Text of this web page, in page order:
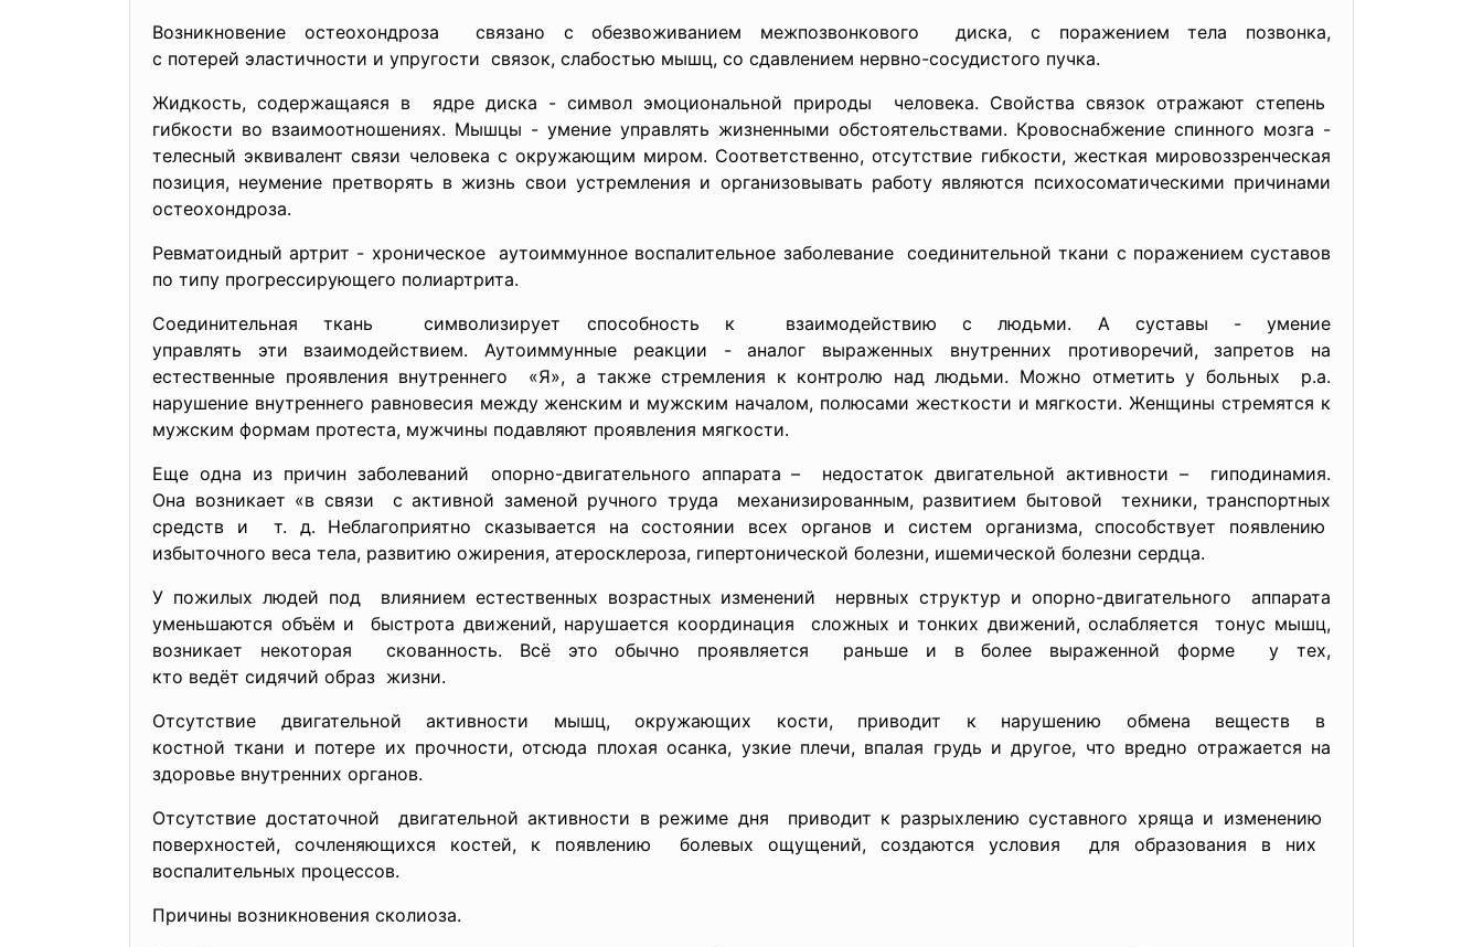
Возникновение остеохондроза связано с обезвоживанием межпозвонкового диска, с поражением тела позвонка,
с потерей эластичности и упругости связок, слабостью мышц, со сдавлением нервно-сосудистого пучка.
Жидкость, содержащаяся в ядре диска - символ эмоциональной природы человека. Свойства связок отражают степень
гибкости во взаимоотношениях. Мышцы - умение управлять жизненными обстоятельствами. Кровоснабжение спинного мозга -
телесный эквивалент связи человека с окружающим миром. Соответственно, отсутствие гибкости, жесткая мировоззренческая
позиция, неумение претворять в жизнь свои устремления и организовывать работу являются психосоматическими причинами
остеохондроза.
Ревматоидный артрит - хроническое аутоиммунное воспалительное заболевание соединительной ткани с поражением суставов
по типу прогрессирующего полиартрита.
Соединительная ткань символизирует способность к взаимодействию с людьми. А суставы - умение
управлять эти взаимодействием. Аутоиммунные реакции - аналог выраженных внутренних противоречий, запретов на
естественные проявления внутреннего «Я», а также стремления к контролю над людьми. Можно отметить у больных р.а.
нарушение внутреннего равновесия между женским и мужским началом, полюсами жесткости и мягкости. Женщины стремятся к
мужским формам протеста, мужчины подавляют проявления мягкости.
Еще одна из причин заболеваний опорно-двигательного аппарата – недостаток двигательной активности – гиподинамия.
Она возникает «в связи с активной заменой ручного труда механизированным, развитием бытовой техники, транспортных
средств и т. д. Неблагоприятно сказывается на состоянии всех органов и систем организма, способствует появлению
избыточного веса тела, развитию ожирения, атеросклероза, гипертонической болезни, ишемической болезни сердца.
У пожилых людей под влиянием естественных возрастных изменений нервных структур и опорно-двигательного аппарата
уменьшаются объём и быстрота движений, нарушается координация сложных и тонких движений, ослабляется тонус мышц,
возникает некоторая скованность. Всё это обычно проявляется раньше и в более выраженной форме у тех,
кто ведёт сидячий образ жизни.
Отсутствие двигательной активности мышц, окружающих кости, приводит к нарушению обмена веществ в
костной ткани и потере их прочности, отсюда плохая осанка, узкие плечи, впалая грудь и другое, что вредно отражается на
здоровье внутренних органов.
Отсутствие достаточной двигательной активности в режиме дня приводит к разрыхлению суставного хряща и изменению
поверхностей, сочленяющихся костей, к появлению болевых ощущений, создаются условия для образования в них
воспалительных процессов.
Причины возникновения сколиоза.